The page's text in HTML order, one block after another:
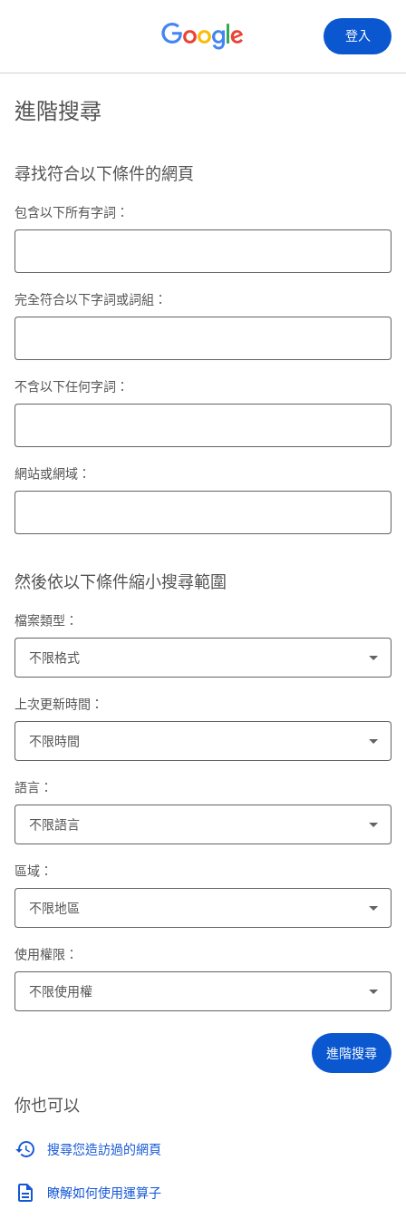
登入
進階搜尋
尋找符合以下條件的網頁
包含以下所有字詞：
完全符合以下字詞或詞組：
不含以下任何字詞：
網站或網域：
然後依以下條件縮小搜尋範圍
檔案類型：
不限格式
上次更新時間：
不限時間
語言：
不限語言
區域：
不限地區
使用權限：
不限使用權
進階搜尋
你也可以
搜尋您造訪過的網頁
瞭解如何使用運算子